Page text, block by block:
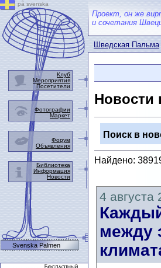
Проект, он же
и сочетания
Шведская Пальма
Новости
Поиск в
Найдено:
4 августа
между
på svenska
Клуб
Мероприятия
Посетители
Фотографии
Маркет
Форум
Объявления
Библиотека
Информация
Новости
Svenska Palmen